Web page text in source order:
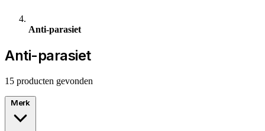
Anti-parasiet
Anti-parasiet
15 producten gevonden
Merk